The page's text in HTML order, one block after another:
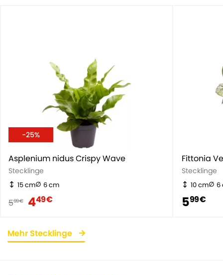
-25%
Asplenium nidus Crispy Wave
Stecklinge
15 cm 6 cm
599 € 449 €
Fittonia
Stecklinge
10 cm 6
599 €
Mehr Stecklinge